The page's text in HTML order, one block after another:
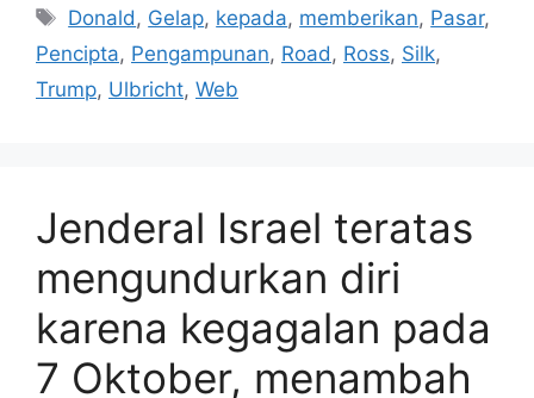
Tag
Donald , Gelap, kepada, memberikan, Pasar,
Pencipta, Pengampunan, Road , Ross, Silk,
Trump, Ulbricht, Web
Jenderal Israel teratas
mengundurkan diri
karena kegagalan pada
7 Oktober, menambah